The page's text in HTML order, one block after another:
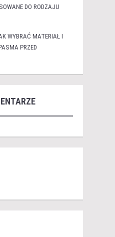
DO RODZAJU
WYBRAĆ MATERIAŁ I
PRZED